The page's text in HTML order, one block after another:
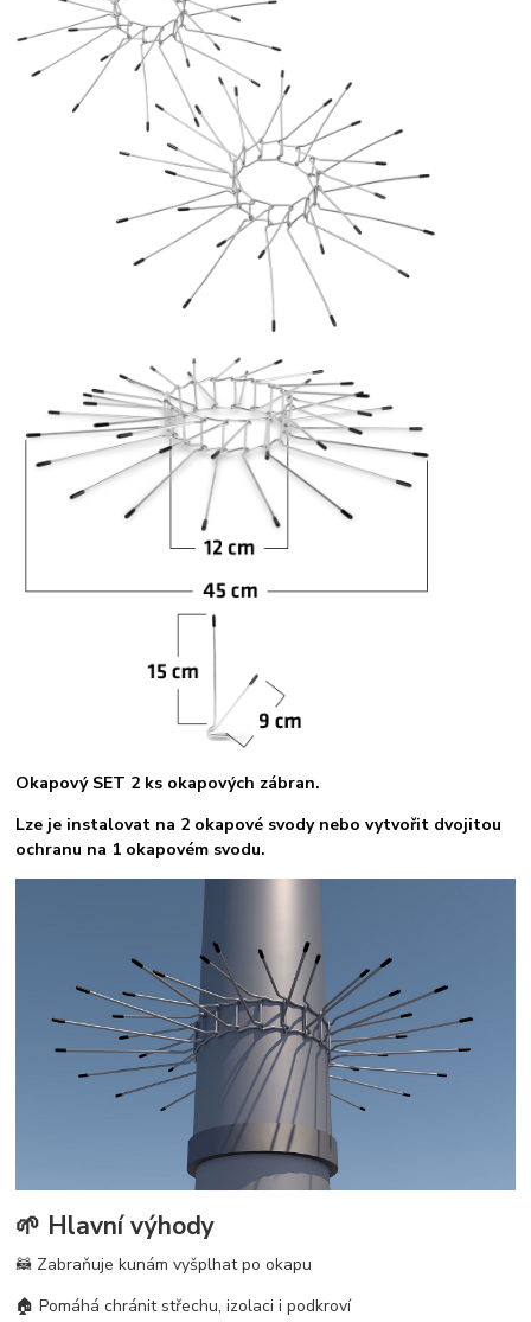
Okapový SET 2 ks okapových zábran.
Lze je instalovat na 2 okapové svody nebo vytvořit dvojitou
ochranu na 1 okapovém svodu.
🌱 Hlavní výhody
🦝 Zabraňuje kunám vyšplhat po okapu
🏠 Pomáhá chránit střechu, izolaci i podkroví